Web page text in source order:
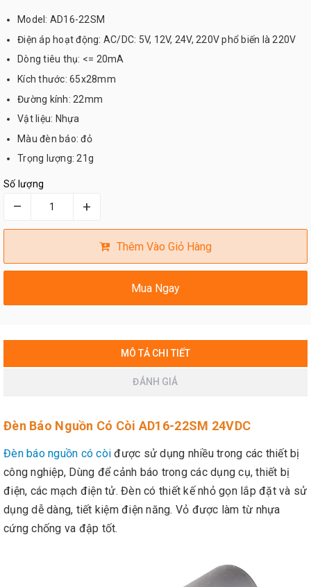
Model: AD16-22SM
Điện áp hoạt động: AC/DC: 5V, 12V, 24V, 220V phổ biến là 220V
Dòng tiêu thụ: <= 20mA
Kích thước: 65x28mm
Đường kính: 22mm
Vật liệu: Nhựa
Màu đèn báo: đỏ
Trọng lượng: 21g
Số lượng
– +
Thêm Vào Giỏ Hàng
Mua Ngay
MÔ TẢ CHI TIẾT
ĐÁNH GIÁ
Đèn Báo Nguồn Có Còi AD16-22SM 24VDC
Đèn báo nguồn có còi được sử dụng nhiều trong các thiết bị
công nghiệp, Dùng để cảnh báo trong các dụng cụ, thiết bị
điện, các mạch điện tử. Đèn có thiết kế nhỏ gọn lắp đặt và sử
dụng dễ dàng, tiết kiệm điện năng. Vỏ được làm từ nhựa
cứng chống va đập tốt.